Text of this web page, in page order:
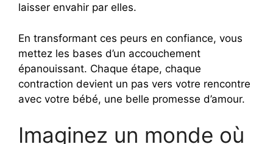
laisser envahir par elles.
En transformant ces peurs en confiance, vous
mettez les bases d’un accouchement
épanouissant. Chaque étape, chaque
contraction devient un pas vers votre rencontre
avec votre bébé, une belle promesse d’amour.
Imaginez un monde où